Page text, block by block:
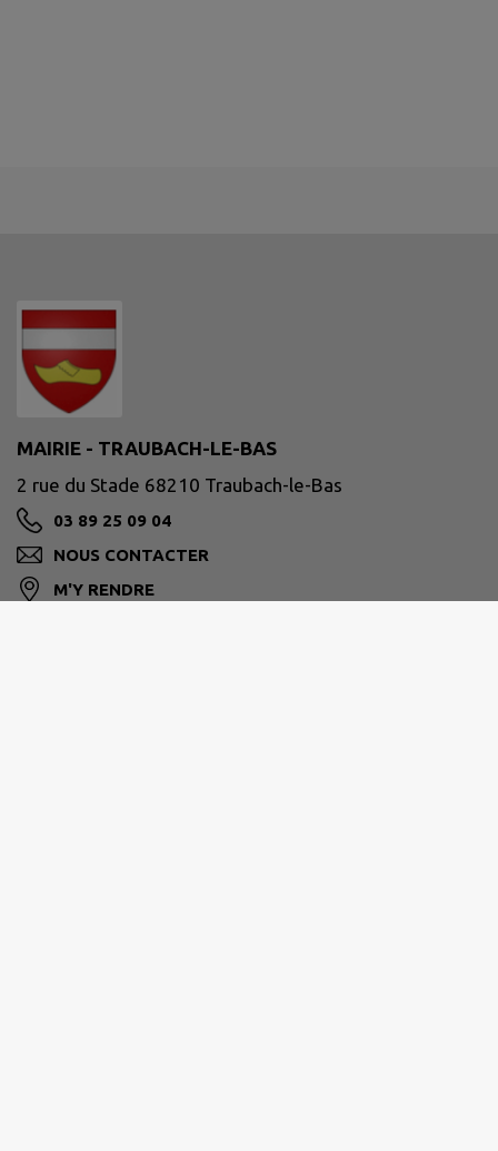
MAIRIE - TRAUBACH-LE-BAS
2 rue du Stade 68210 Traubach-le-Bas
03 89 25 09 04
NOUS CONTACTER
M'Y RENDRE